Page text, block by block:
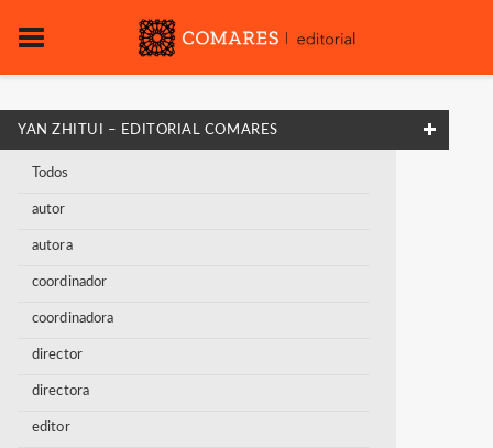
YAN ZHITUI – EDITORIAL COMARES
Todos
autor
autora
coordinador
coordinadora
director
directora
editor